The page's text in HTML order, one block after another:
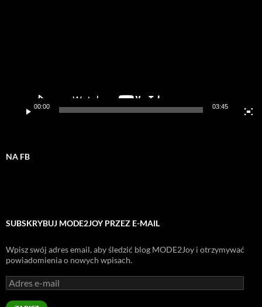
00:00 03:45
NA FB
SUBSKRYBUJ MODE2JOY PRZEZ E-MAIL
Wpisz swój adres email, aby śledzić blog MODE2Joy i otrzymywać
powiadomienia o nowych wpisach.
Adres
e-
mail